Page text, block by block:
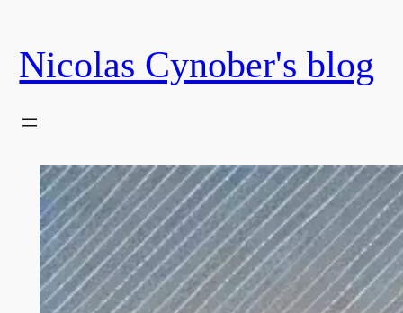
content
Nicolas Cynober's blog